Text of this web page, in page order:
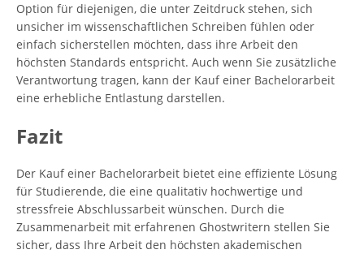
Option für diejenigen, die unter Zeitdruck stehen, sich
unsicher im wissenschaftlichen Schreiben fühlen oder
einfach sicherstellen möchten, dass ihre Arbeit den
höchsten Standards entspricht. Auch wenn Sie zusätzliche
Verantwortung tragen, kann der Kauf einer Bachelorarbeit
eine erhebliche Entlastung darstellen.
Fazit
Der Kauf einer Bachelorarbeit bietet eine effiziente Lösung
für Studierende, die eine qualitativ hochwertige und
stressfreie Abschlussarbeit wünschen. Durch die
Zusammenarbeit mit erfahrenen Ghostwritern stellen Sie
sicher, dass Ihre Arbeit den höchsten akademischen